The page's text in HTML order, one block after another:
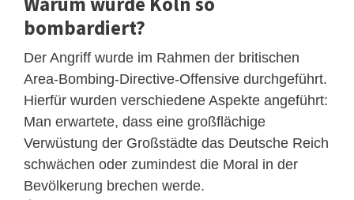
bombardiert?
Der Angriff wurde im Rahmen der britischen
Area-Bombing-Directive-Offensive durchgeführt.
Hierfür wurden verschiedene Aspekte angeführt:
Man erwartete, dass eine großflächige
Verwüstung der Großstädte das Deutsche Reich
schwächen oder zumindest die Moral in der
Bevölkerung brechen werde.